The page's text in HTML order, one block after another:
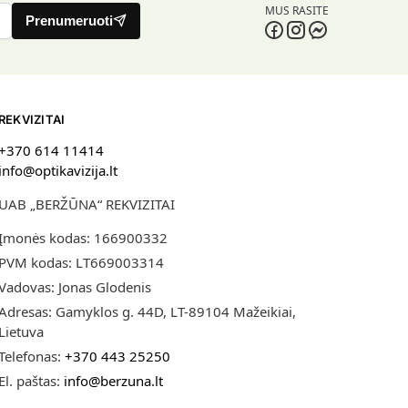
Prenumeruoti
MUS RASITE
REKVIZITAI
614 11414
info@optikavizija.lt
UAB „BERŽŪNA“ REKVIZITAI
kodas: 166900332
PVM kodas: LT669003314
Jonas Glodenis
Gamyklos g. 44D, LT-89104 Mažeikiai,
Lietuva
+370 443 25250
El. paštas: info@berzuna.lt